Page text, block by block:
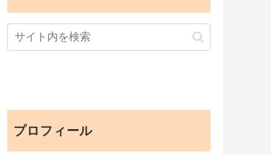
プロフィール